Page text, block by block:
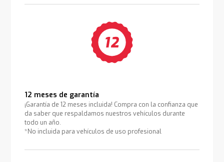
12 meses de garantía
¡Garantía de 12 meses incluida! Compra con la confianza que
da saber que respaldamos nuestros vehículos durante
todo un año.
*No incluida para vehículos de uso profesional